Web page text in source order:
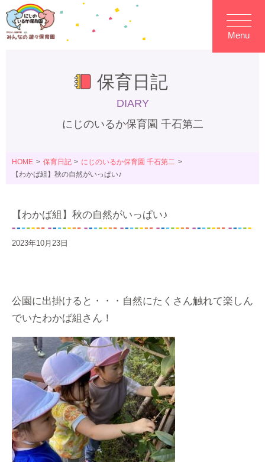
Menu
保育日記
DIARY
にじのいるか保育園 千石第二
HOME 保育日記
にじのいるか保育園 千石第二
【わかば組】秋の自然がいっぱい♪
【わかば組】秋の自然がいっぱい♪
2023年10月23日
公園に出掛けると・・・自然にたくさん触れて楽しん
でいたわかば組さん！